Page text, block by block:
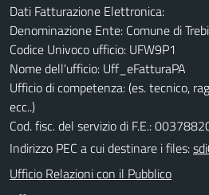
Dati Fatturazione Elettronica:
Denominazione Ente: Comune di
Codice Univoco ufficio: UFW9P1
Nome dell'ufficio: Uff_eFatturaPA
Ufficio di competenza: (es. tecnico,
ecc..)
Cod. fisc. del servizio di F.E.:
Indirizzo PEC a cui destinare i files:
Ufficio Relazioni con il Pubblico